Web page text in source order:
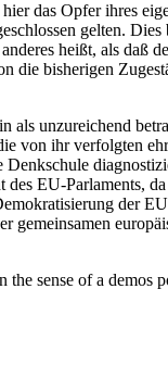
das Opfer ihres
gelten. Dies
heißt, als daß
die bisherigen
als unzureichend
von ihr verfolgten
EU-Parlaments,
der
gemeinsamen
sense of a demos